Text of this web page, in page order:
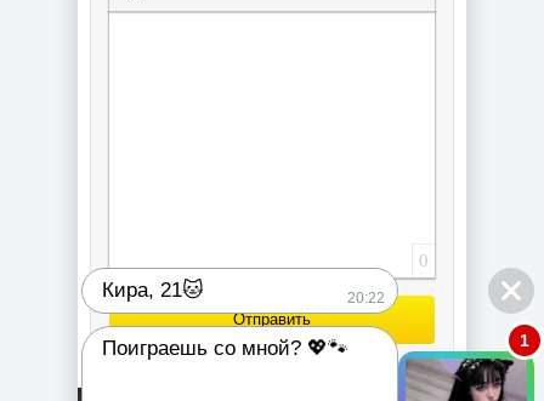
Вставка спойлера
0
Отправить
Кира, 21🐱 20:22
Поиграешь со мной? 💖🐾 1